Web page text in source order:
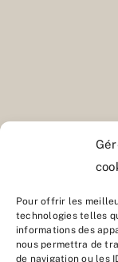
Pour offrir les
technologies telles
informations des
nous permettra de
de navigation ou les